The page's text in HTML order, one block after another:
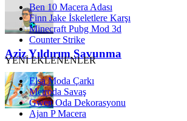
Aziz Yıldırım Savunma
Ben 10 Macera Adası
Finn Jake İskeletlere Karşı
Minecraft Pubg Mod 3d
Counter Strike
YENİ EKLENENLER
Elsa Moda Çarkı
Metroda Savaş
Gwen Oda Dekorasyonu
Ajan P Macera